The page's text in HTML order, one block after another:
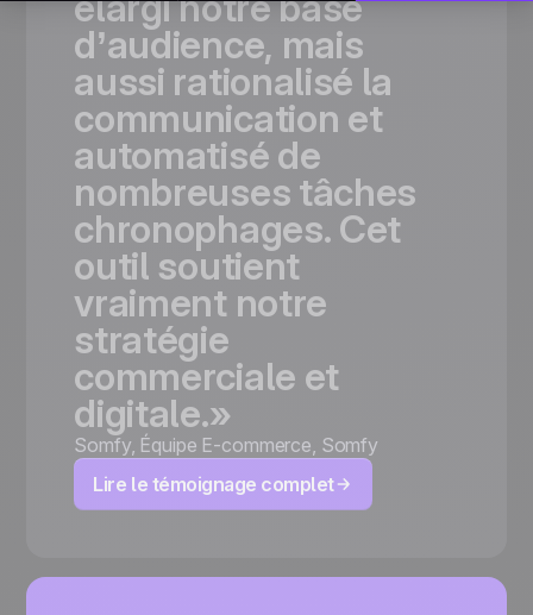
d’audience, mais
aussi rationalisé la
communication et
automatisé de
nombreuses tâches
chronophages. Cet
outil soutient
vraiment notre
stratégie
commerciale et
digitale.»
Somfy, Équipe E-commerce, Somfy
Lire le témoignage complet